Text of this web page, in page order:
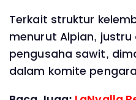
Terkait struktur
menurut Alpian,
pengusaha sawit,
dalam komite